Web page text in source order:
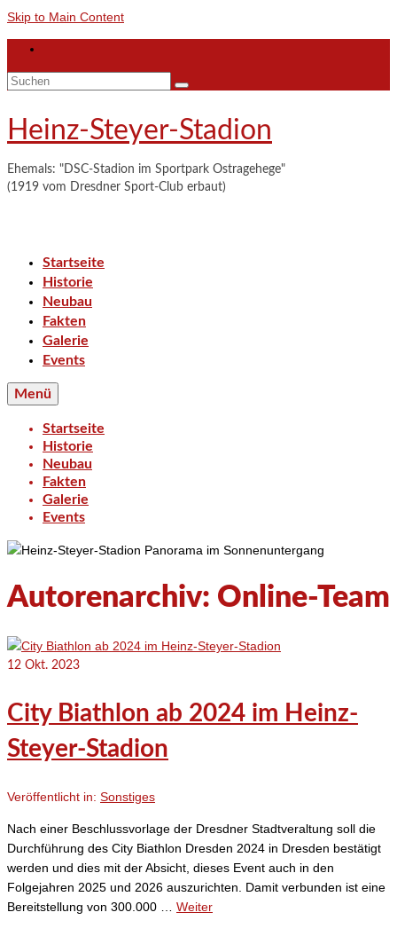
Skip to Main Content
Suchen
Heinz-Steyer-Stadion
Ehemals: "DSC-Stadion im Sportpark Ostragehege"
(1919 vom Dresdner Sport-Club erbaut)
Startseite
Historie
Neubau
Fakten
Galerie
Events
Menü
Startseite
Historie
Neubau
Fakten
Galerie
Events
Autorenarchiv: Online-Team
12 Okt. 2023
City Biathlon ab 2024 im Heinz-
Steyer-Stadion
Veröffentlicht in: Sonstiges
Nach einer Beschlussvorlage der Dresdner Stadtveraltung soll die
Durchführung des City Biathlon Dresden 2024 in Dresden bestätigt
werden und dies mit der Absicht, dieses Event auch in den
Folgejahren 2025 und 2026 auszurichten. Damit verbunden ist eine
Bereitstellung von 300.000 … Weiter